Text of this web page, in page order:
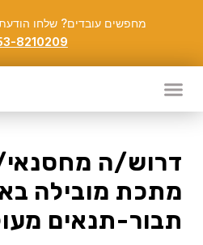
מחפשים עובדים? שלחו
8210209
דרוש/ה
מתכת מובילה
תבור-תנאים